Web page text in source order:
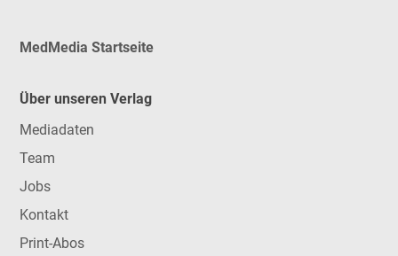
MedMedia Startseite
Über unseren Verlag
Mediadaten
Team
Jobs
Kontakt
Print-Abos